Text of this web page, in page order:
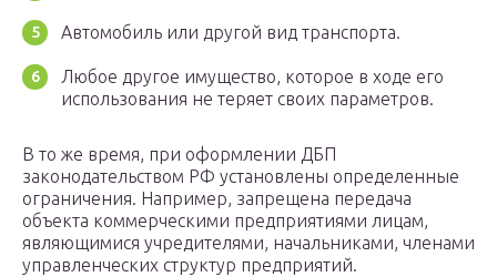
Автомобиль или другой вид транспорта.
Любое другое имущество, которое в ходе его
использования не теряет своих параметров.
В то же время, при оформлении ДБП
законодательством РФ установлены определенные
ограничения. Например, запрещена передача
объекта коммерческими предприятиями лицам,
являющимися учредителями, начальниками, членами
управленческих структур предприятий.